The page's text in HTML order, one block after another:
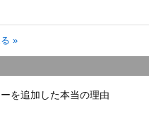
»
を追加した本当の理由